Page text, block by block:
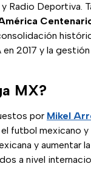
Radio Deportiva.
2017 y la gestión
MX?
por Mikel
futbol mexicano y
y aumentar
a nivel